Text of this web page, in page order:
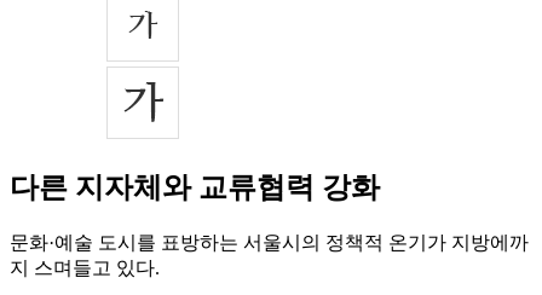
다른 지자체와 교류협력 강화
문화·예술 도시를 표방하는 서울시의 정책적 온기가 지방에까
지 스며들고 있다.